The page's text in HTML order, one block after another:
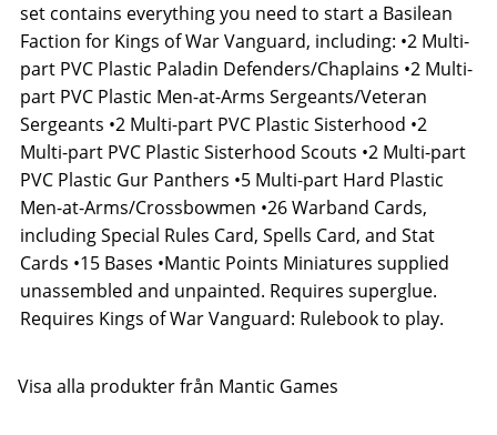
set contains everything you need to start a Basilean
Faction for Kings of War Vanguard, including: •2 Multi-
part PVC Plastic Paladin Defenders/Chaplains •2 Multi-
part PVC Plastic Men-at-Arms Sergeants/Veteran
Sergeants •2 Multi-part PVC Plastic Sisterhood •2
Multi-part PVC Plastic Sisterhood Scouts •2 Multi-part
PVC Plastic Gur Panthers •5 Multi-part Hard Plastic
Men-at-Arms/Crossbowmen •26 Warband Cards,
including Special Rules Card, Spells Card, and Stat
Cards •15 Bases •Mantic Points Miniatures supplied
unassembled and unpainted. Requires superglue.
Requires Kings of War Vanguard: Rulebook to play.
Visa alla produkter från Mantic Games